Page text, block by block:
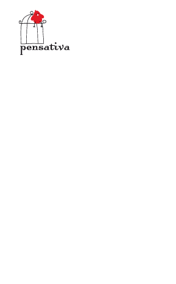
contenuto